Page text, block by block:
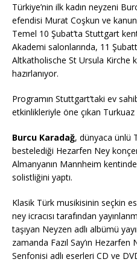
Türkiye’nin ilk kadın neyzeni
efendisi Murat Coşkun ve
Temel 10 Şubat’ta Stuttgart
Akademi salonlarında, 11
Altkatholische St Ursula Kirche
hazırlanıyor.
Programın Stuttgart’taki ev
etkinlikleriyle öne çıkan
Burcu Karadağ, dünyaca ünlü
bestelediği Hezarfen Ney
Almanyanın Mannheim
solistliğini yaptı.
Klasik Türk musikisinin seçkin
ney icracısı tarafından
taşıyan Neyzen adlı albümü
zamanda Fazıl Say’ın
Senfonisi adlı eserleri CD ve